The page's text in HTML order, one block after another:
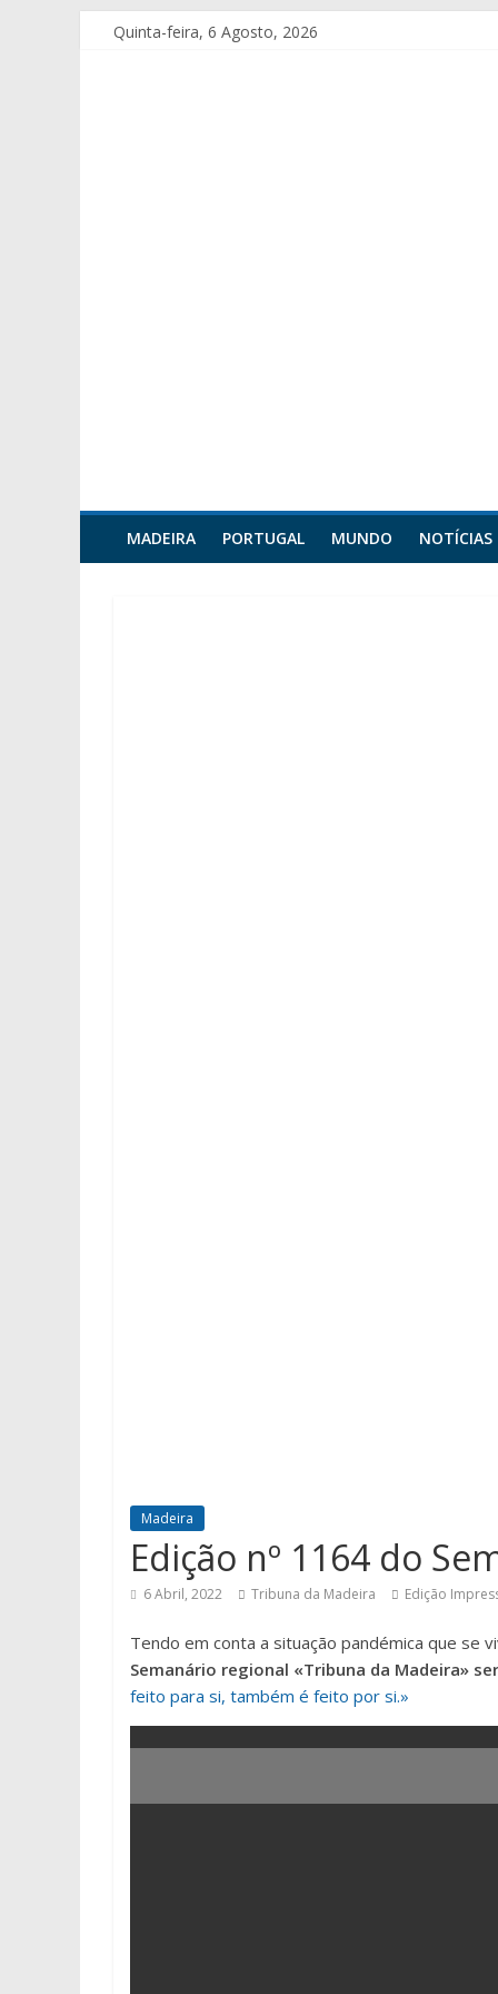
Quinta-feira, 6 Agosto, 2026
MADEIRA PORTUGAL MUNDO NOTÍCIAS
Madeira
Edição nº 1164 do
6 Abril, 2022 Tribuna da Madeira Edição
Tendo em conta a situação pandémica que se
Semanário regional «Tribuna da Madeira»
feito para si, também é feito por si.»